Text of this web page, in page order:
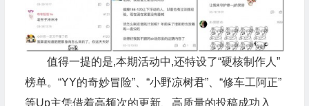
值得一提的是,本期活动中,还特设了“硬核制作人”
榜单。“YY的奇妙冒险”、“小野凉树君”、“修车工阿正”
等Up主凭借着高频次的更新、高质量的投稿成功入